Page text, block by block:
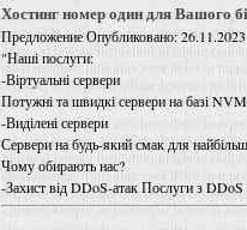
Хостинг номер один для Вашого
ПредложениеОпубликовано:
"Наші послуги:
-Віртуальні сервери
Потужні та швидкі сервери на базі
-Виділені сервери
Сервери на будь-який смак для
Чому обирають нас?
-Захист від DDoS-атак Послуги з